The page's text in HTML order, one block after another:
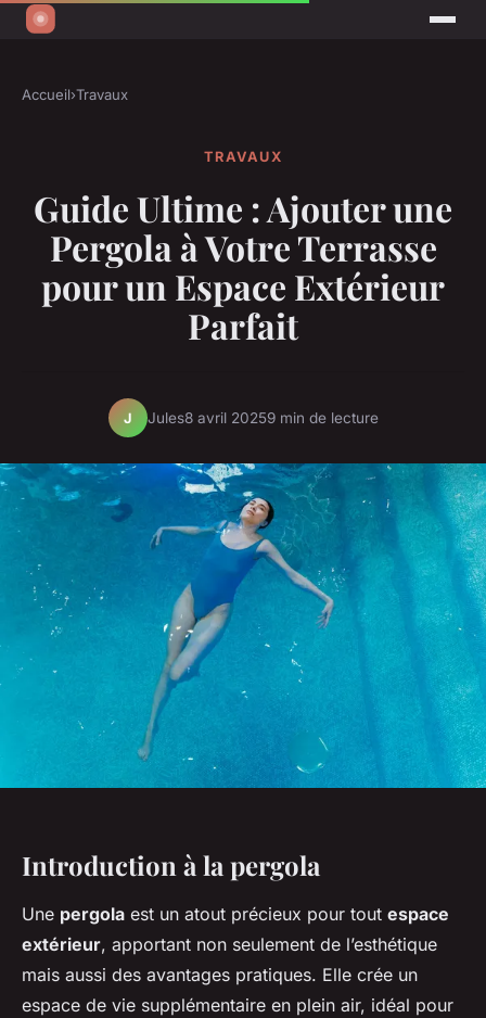
Accueil›Travaux
TRAVAUX
Guide Ultime : Ajouter une
Pergola à Votre Terrasse
pour un Espace Extérieur
Parfait
J Jules8 avril 20259 min de lecture
Introduction à la pergola
Une pergola est un atout précieux pour tout espace
extérieur, apportant non seulement de l’esthétique
mais aussi des avantages pratiques. Elle crée un
espace de vie supplémentaire en plein air, idéal pour